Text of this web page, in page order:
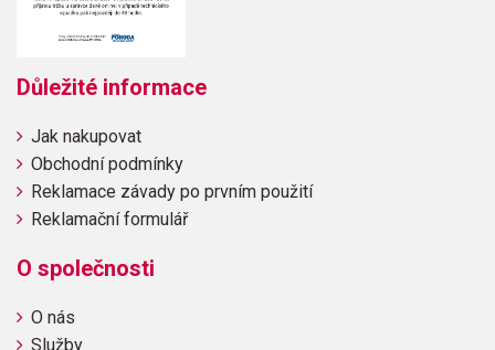
Důležité informace
Jak nakupovat
Obchodní podmínky
Reklamace závady po prvním použití
Reklamační formulář
O společnosti
O nás
Služby